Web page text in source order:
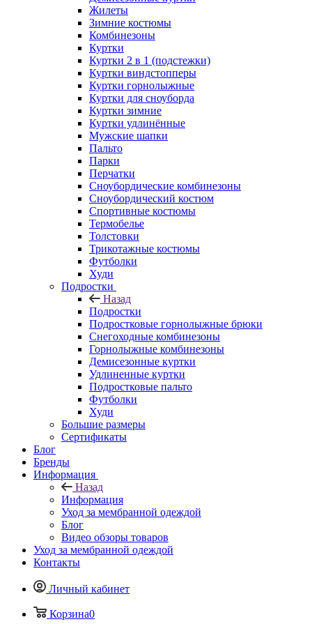
Жилеты
Зимние костюмы
Комбинезоны
Куртки
Куртки 2 в 1 (подстежки)
Куртки виндстопперы
Куртки горнолыжные
Куртки для сноуборда
Куртки зимние
Куртки удлинённые
Мужские шапки
Пальто
Парки
Перчатки
Сноубордические комбинезоны
Сноубордический костюм
Спортивные костюмы
Термобелье
Толстовки
Трикотажные костюмы
Футболки
Худи
Подростки
Назад
Подростки
Подростковые горнолыжные брюки
Снегоходные комбинезоны
Горнолыжные комбинезоны
Демисезонные куртки
Удлиненные куртки
Подростковые пальто
Футболки
Худи
Большие размеры
Сертификаты
Блог
Бренды
Информация
Назад
Информация
Уход за мембранной одеждой
Блог
Видео обзоры товаров
Уход за мембранной одеждой
Контакты
Личный кабинет
Корзина0